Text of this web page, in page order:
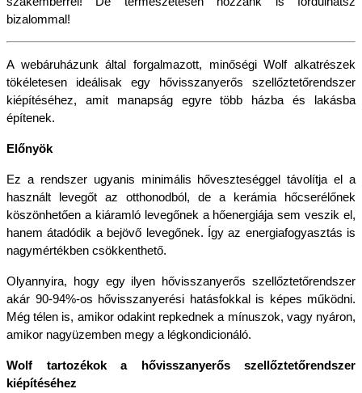
bizalommal!
A webáruházunk által forgalmazott, minőségi Wolf alkatrészek
tökéletesen ideálisak egy hővisszanyerős szellőztetőrendszer
kiépítéséhez, amit manapság egyre több házba és lakásba
építenek.
Előnyök
Ez a rendszer ugyanis minimális hőveszteséggel távolítja el a
használt levegőt az otthonodból, de a kerámia hőcserélőnek
köszönhetően a kiáramló levegőnek a hőenergiája sem veszik el,
hanem átadódik a bejövő levegőnek. Így az energiafogyasztás is
nagymértékben csökkenthető.
Olyannyira, hogy egy ilyen hővisszanyerős szellőztetőrendszer
akár 90-94%-os hővisszanyerési hatásfokkal is képes működni.
Még télen is, amikor odakint repkednek a mínuszok, vagy nyáron,
amikor nagyüzemben megy a légkondicionáló.
Wolf tartozékok a hővisszanyerős szellőztetőrendszer
kiépítéséhez